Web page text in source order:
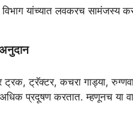
यांच्यात लवकरच सामंजस्य
अनुदान
ट्रॅक्टर, कचरा गाड्या,
अधिक प्रदूषण करतात. म्हणूनच या